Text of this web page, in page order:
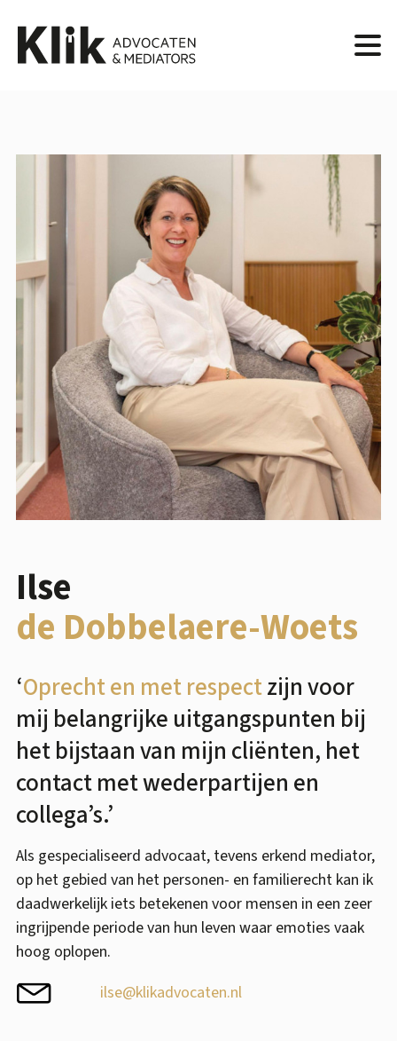
Ilse
de Dobbelaere-Woets
‘Oprecht en met respectzijn voor
mij belangrijke uitgangspunten bij
het bijstaan van mijn cliënten, het
contact met wederpartijen en
collega’s.’
Als gespecialiseerd advocaat, tevens erkend mediator,
op het gebied van het personen- en familierecht kan ik
daadwerkelijk iets betekenen voor mensen in een zeer
ingrijpende periode van hun leven waar emoties vaak
hoog oplopen.
ilse@klikadvocaten.nl